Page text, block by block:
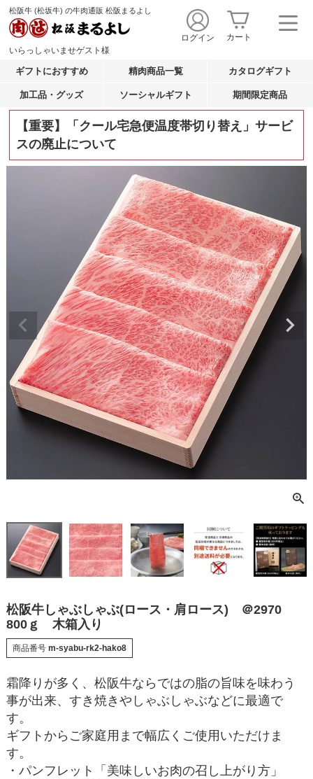
松阪牛 (松坂牛) の牛肉通販 松阪まるよし
いらっしゃいませゲスト様
ログイン カート
ギフトにおすすめ 精肉商品一覧 カタログギフト
加工品・グッズ ソーシャルギフト 期間限定商品
【重要】「クール宅急便温度帯切り替え」サービ
スの廃止について
松阪牛しゃぶしゃぶ(ロース・肩ロース) ＠2970
800ｇ 木箱入り
商品番号 m-syabu-rk2-hako8
霜降りが多く、松阪牛ならではの脂の旨味を味わう
事が出来、すき焼きやしゃぶしゃぶなどに最適で
す。
ギフトからご家庭用まで幅広くご使用いただけま
す。
・パンフレット「美味しいお肉の召し上がり方」